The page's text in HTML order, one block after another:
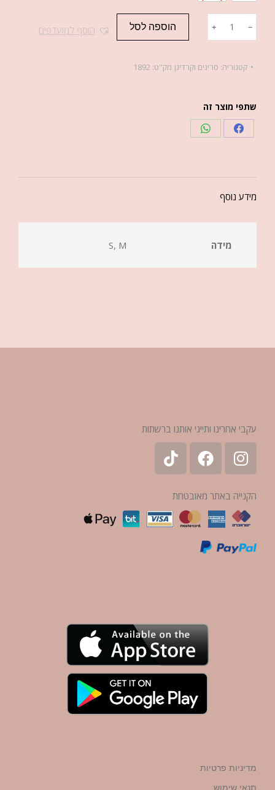
﹣
﹢ הוספה לסל הוסף למועדפים
קטגוריה: סריגים וקרדיגן מק"ט: 1892
שתפי מוצר זה
מידע נוסף
מידה S, M
עקבי אחרינו ותייגי אותנו ברשתות
הקנייה באתר מאובטחת
מדיניות פרטיות